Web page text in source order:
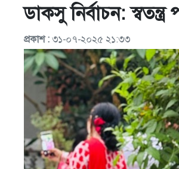
ডাকসু নির্বাচন:
প্রকাশ :৩১-০৭-২০২৫ ২১:৩৩